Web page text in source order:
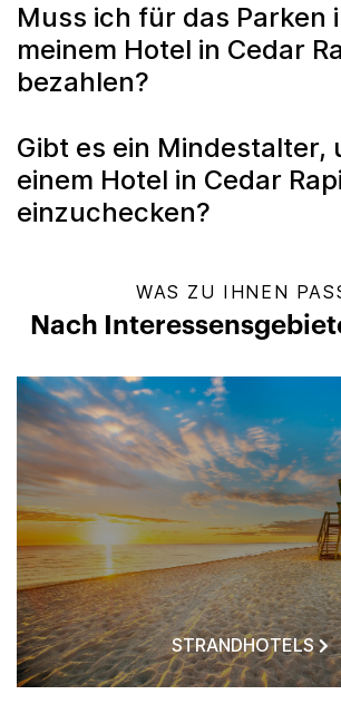
Muss ich für das Parken
meinem Hotel in Cedar
bezahlen?
Gibt es ein Mindestalter,
einem Hotel in Cedar
einzuchecken?
WAS ZU IHNEN
Nach
STRANDHOTELS